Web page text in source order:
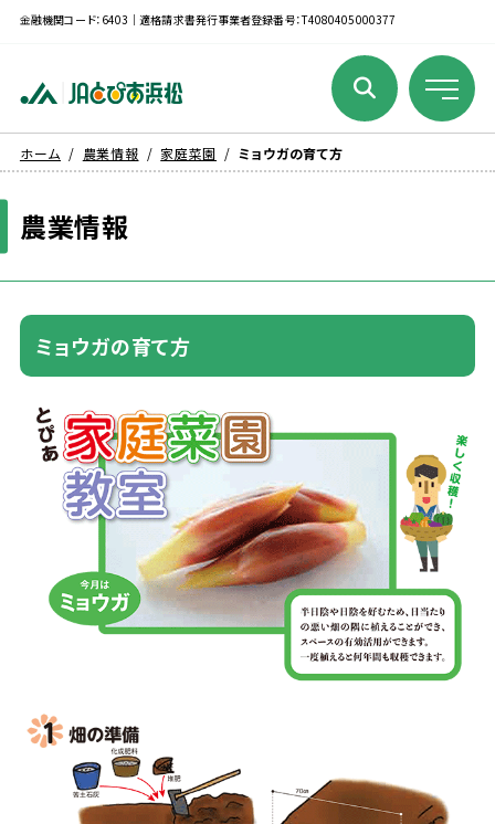
金融機関コード：6403｜適格請求書発行事業者登録番号：T4080405000377
ホーム 農業情報 家庭菜園 ミョウガの育て方
農業情報
ミョウガの育て方